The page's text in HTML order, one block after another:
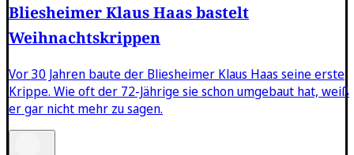
Bliesheimer Klaus Haas bastelt
Weihnachtskrippen
Vor 30 Jahren baute der Bliesheimer Klaus Haas seine erste
Krippe. Wie oft der 72-Jährige sie schon umgebaut hat, weiß
er gar nicht mehr zu sagen.